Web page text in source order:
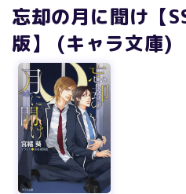
忘却の月に聞け【
版】 (キャラ文庫)